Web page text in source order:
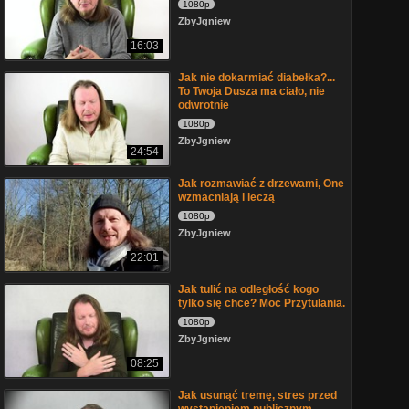
16:03
1080p
ZbyJgniew
24:54
Jak nie dokarmiać diabełka?...
To Twoja Dusza ma ciało, nie
odwrotnie
1080p
ZbyJgniew
22:01
Jak rozmawiać z drzewami, One
wzmacniają i leczą
1080p
ZbyJgniew
08:25
Jak tulić na odległość kogo
tylko się chce? Moc Przytulania.
1080p
ZbyJgniew
Jak usunąć tremę, stres przed